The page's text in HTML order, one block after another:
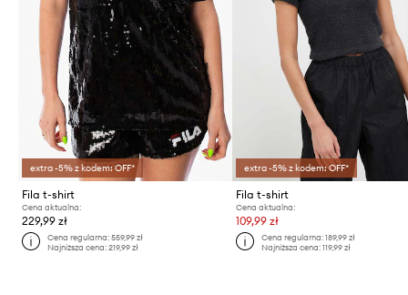
extra -5% z kodem: OFF*
Fila t-shirt
Cena aktualna:
229,99 zł
Cena regularna:559,99 zł
Najniższa cena:219,99 zł
extra -5% z kodem: OFF*
Fila t-shirt
Cena aktualna:
109,99 zł
Cena regularna: 189,99 zł
Najniższa cena: 119,99 zł